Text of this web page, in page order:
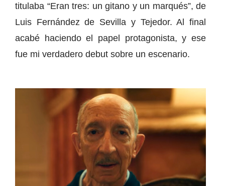
titulaba “Eran tres: un gitano y un marqués”, de
Luis Fernández de Sevilla y Tejedor. Al final
acabé haciendo el papel protagonista, y ese
fue mi verdadero debut sobre un escenario.